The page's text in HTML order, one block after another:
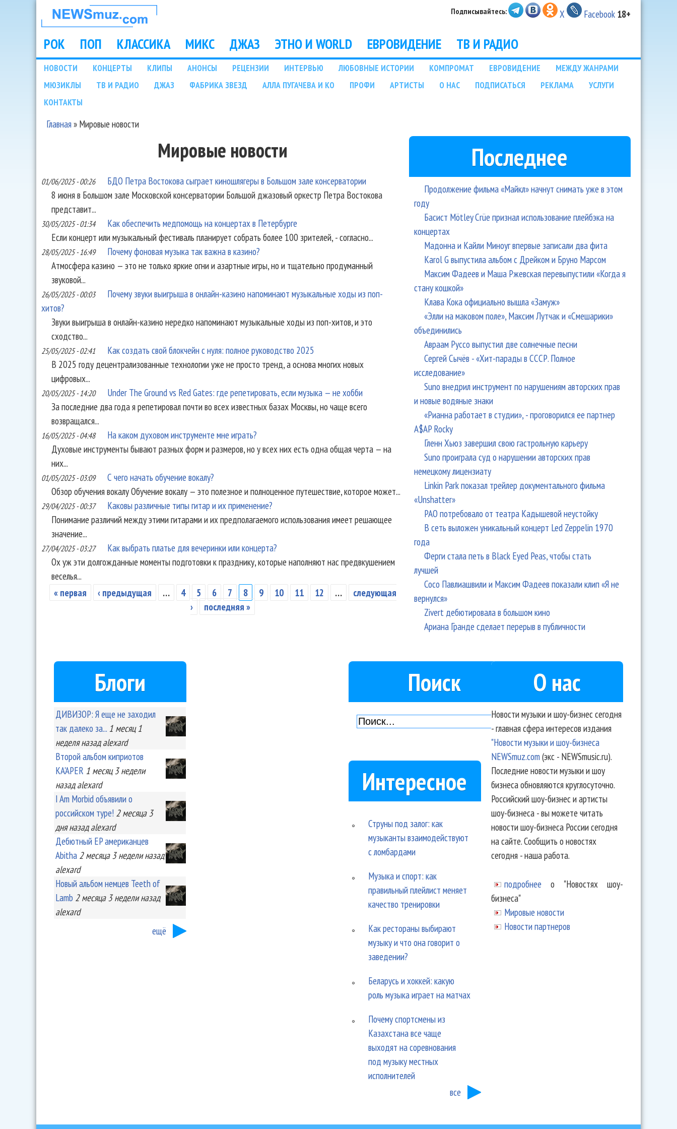
НОВОСТИ
МУЗЫКИ И
ШОУ БИЗНЕСА
NEWSMUZ.COM
Подписывайтесь: X Facebook 18+
Main menu
РОК ПОП КЛАССИКА МИКС ДЖАЗ ЭТНО И WORLD ЕВРОВИДЕНИЕ ТВ И РАДИО
Подразделы
НОВОСТИ КОНЦЕРТЫ КЛИПЫ АНОНСЫ РЕЦЕНЗИИ ИНТЕРВЬЮ ЛЮБОВНЫЕ ИСТОРИИ КОМПРОМАТ ЕВРОВИДЕНИЕ
МЕЖДУ ЖАНРАМИ
МЮЗИКЛЫ
ТВ И РАДИО ДЖАЗ ФАБРИКА ЗВЕЗД АЛЛА ПУГАЧЕВА И КО ПРОФИ АРТИСТЫ О НАС ПОДПИСАТЬСЯ РЕКЛАМА
УСЛУГИ
КОНТАКТЫ
Вы здесь
Главная» Мировые новости
Мировые новости
01/06/2025 - 00:26
БДО Петра Востокова сыграет киношлягеры в Большом зале консерватории
8 июня в Большом зале Московской консерватории Большой джазовый оркестр Петра Востокова
представит...
30/05/2025 - 01:34
Как обеспечить медпомощь на концертах в Петербурге
Если концерт или музыкальный фестиваль планирует собрать более 100 зрителей, - согласно...
28/05/2025 - 16:49
Почему фоновая музыка так важна в казино?
Атмосфера казино — это не только яркие огни и азартные игры, но и тщательно продуманный
звуковой...
26/05/2025 - 00:03
Почему звуки выигрыша в онлайн-казино напоминают музыкальные ходы из поп-
хитов?
Звуки выигрыша в онлайн-казино нередко напоминают музыкальные ходы из поп-хитов, и это
сходство...
25/05/2025 - 02:41
Как создать свой блокчейн с нуля: полное руководство 2025
В 2025 году децентрализованные технологии уже не просто тренд, а основа многих новых
цифровых...
20/05/2025 - 14:20
Under The Ground vs Red Gates: где репетировать, если музыка — не хобби
За последние два года я репетировал почти во всех известных базах Москвы, но чаще всего
возвращался...
16/05/2025 - 04:48
На каком духовом инструменте мне играть?
Духовые инструменты бывают разных форм и размеров, но у всех них есть одна общая черта — на
них...
01/05/2025 - 03:09
С чего начать обучение вокалу?
Обзор обучения вокалу Обучение вокалу — это полезное и полноценное путешествие, которое может...
29/04/2025 - 00:37
Каковы различные типы гитар и их применение?
Понимание различий между этими гитарами и их предполагаемого использования имеет решающее
значение...
27/04/2025 - 03:27
Как выбрать платье для вечеринки или концерта?
Ох уж эти долгожданные моменты подготовки к празднику, которые наполняют нас предвкушением
веселья...
« первая ‹ предыдущая … 4 5 6 7 8 9 10 11 12 …
следующая
›
последняя »
Последнее
Продолжение фильма «Майкл» начнут снимать уже в этом
году
Басист Mötley Crüe признал использование плейбэка на
концертах
Мадонна и Кайли Миноуг впервые записали два фита
Karol G выпустила альбом с Дрейком и Бруно Марсом
Максим Фадеев и Маша Ржевская перевыпустили «Когда я
стану кошкой»
Клава Кока официально вышла «Замуж»
«Элли на маковом поле», Максим Лутчак и «Смешарики»
объединились
Авраам Руссо выпустил две солнечные песни
Сергей Сычёв - «Хит-парады в СССР. Полное
исследование»
Suno внедрил инструмент по нарушениям авторских прав
и новые водяные знаки
«Рианна работает в студии», - проговорился ее партнер
A$AP Rocky
Гленн Хьюз завершил свою гастрольную карьеру
Suno проиграла суд о нарушении авторских прав
немецкому лицензиату
Linkin Park показал трейлер документального фильма
«Unshatter»
РАО потребовало от театра Кадышевой неустойку
В сеть выложен уникальный концерт Led Zeppelin 1970
года
Ферги стала петь в Black Eyed Peas, чтобы стать
лучшей
Сосо Павлиашвили и Максим Фадеев показали клип «Я не
вернулся»
Zivert дебютировала в большом кино
Ариана Гранде сделает перерыв в публичности
Блоги
ДИВИЗОР: Я еще не заходил
так далеко за... 1 месяц 1
неделяназад alexard
Второй альбом киприотов
KA'APER 1 месяц 3 недели
назад alexard
I Am Morbid объявили о
российском туре! 2 месяца 3
дняназад alexard
Дебютный EP американцев
Abitha 2 месяца 3 неделиназад
alexard
Новый альбом немцев Teeth of
Lamb 2 месяца 3 неделиназад
alexard
ещё
Поиск
Интересное
Струны под залог: как
музыканты взаимодействуют
с ломбардами
Музыка и спорт: как
правильный плейлист меняет
качество тренировки
Как рестораны выбирают
музыку и что она говорит о
заведении?
Беларусь и хоккей: какую
роль музыка играет на матчах
Почему спортсмены из
Казахстана все чаще
выходят на соревнования
под музыку местных
исполнителей
все
О нас
Новости музыки и шоу-бизнес сегодня
- главная сфера интересов издания
"Новости музыки и шоу-бизнеса
NEWSmuz.com(экс - NEWSmusic.ru).
Последние новости музыки и шоу
бизнеса обновляются круглосуточно.
Российский шоу-бизнес и артисты
шоу-бизнеса - вы можете читать
новости шоу-бизнеса России сегодня
на сайте. Сообщить о новостях
сегодня - наша работа.
подробнее о "Новостях шоу-
бизнеса"
Мировые новости
Новости партнеров